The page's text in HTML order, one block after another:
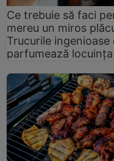
Ce trebuie să faci
mereu un miros
Trucurile ingenioase
parfumează locuința